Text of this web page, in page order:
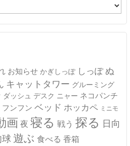
お知らせ かぎしっぽ しっぽ ぬ
キャットタワー グルーミング
ダッシュ デスク ニャー ネコパンチ
フンフン ベッド ホッカペ ミニモ
画 夜 寝る 戦う 探る 日向
遊ぶ 食べる 香箱